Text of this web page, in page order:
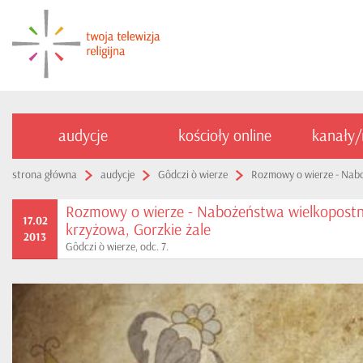
audycje kościoły online
strona główna audycje Gôdczi ò wierze Rozmowy o wierze -
17.02
2013
Rozmowy o wierze - Nabożeństwa
krzyżowa, Gorzkie żale
Gôdczi ò wierze, odc. 7.